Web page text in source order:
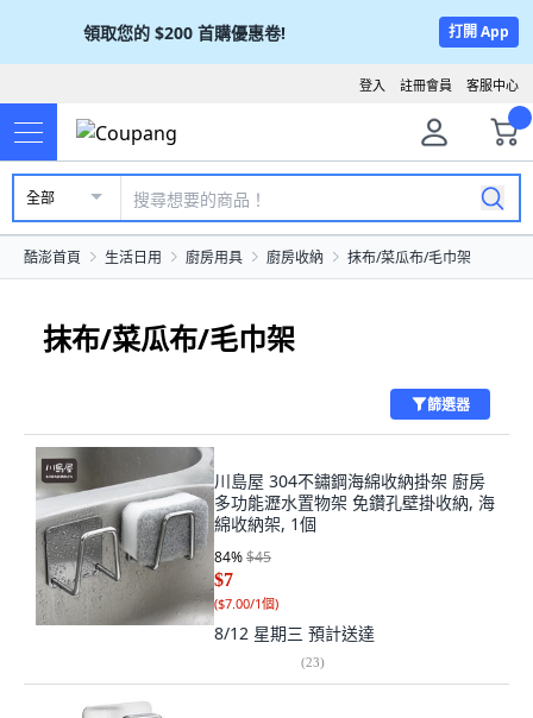
領取您的 $200 首購優惠卷! 打開 App
客服中心
註冊會員
登入
全部
酷澎首頁 生活日用 廚房用具 廚房收納 抹布/菜瓜布/毛巾架
抹布/菜瓜布/毛巾架
篩選器
川島屋 304不鏽鋼海綿收納掛架 廚房
多功能瀝水置物架 免鑽孔壁掛收納, 海
綿收納架, 1個
84%$45
$7
($7.00/1個)
8/12 星期三 預計送達
(23)